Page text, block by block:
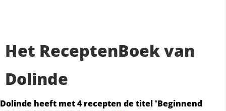
Het ReceptenBoek van
Dolinde
Dolinde heeft met 4 recepten de titel 'Beginnend